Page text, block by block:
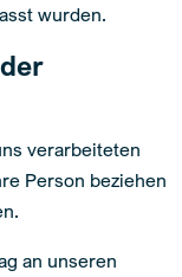
wurden.
verarbeiteten
Person beziehen
an unseren